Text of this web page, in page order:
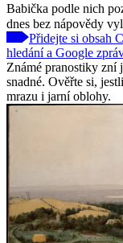
Babička podle nich
dnes bez nápovědy
Přidejte si obsah
hledání a Google
Známé pranostiky zní
snadné. Ověřte si,
mrazu i jarní oblohy.